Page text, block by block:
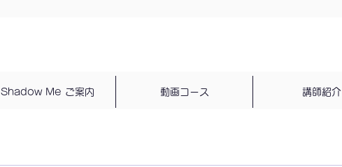
Shadow Me ご案内 動画コース 講師紹介